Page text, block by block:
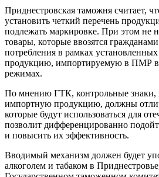
Приднестровская таможня считает,
установить четкий перечень
подлежать маркировке. При этом не
товары, которые ввозятся
потребления в рамках
продукцию, импортируемую в ПМР
режимах.
По мнению ГТК, контрольные знаки,
импортную продукцию, должны
которые будут использоваться для
позволит дифференцированно
и повысить их эффективность.
Вводимый механизм должен будет
алкоголем и табаком в